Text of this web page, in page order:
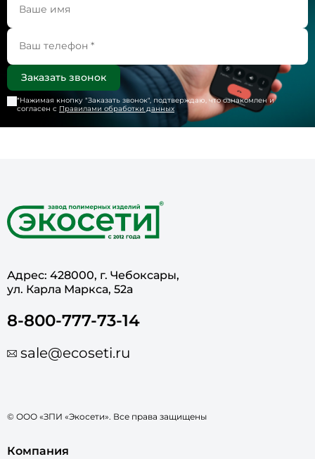
*Нажимая кнопку "Заказать звонок", подтверждаю, что ознакомлен и
согласен с Правилами обработки данных
Адрес: 428000, г. Чебоксары,
ул. Карла Маркса, 52а
8-800-777-73-14
sale@ecoseti.ru
© ООО «ЗПИ «Экосети». Все права защищены
Компания